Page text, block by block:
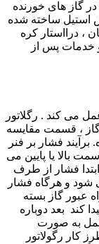
گاز های خورنده
استیل ساخته شده
، درااستار کره
خدمات پس از
می کند . رگلاتور
، قسمت مقایسه
فشار بر فنر
بالا یا پایین می
فشار از طرف
شود و هرگاه فشار
عبور گاز بسته
کند بعد دوباره
به صورت
کار رگولاتور